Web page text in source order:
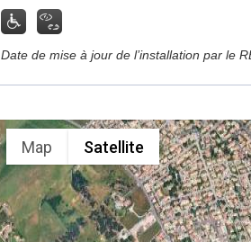
Date de mise à jour de l’installation par le
Map Satellite